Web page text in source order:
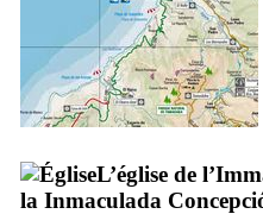
L’église de
la Inmaculada